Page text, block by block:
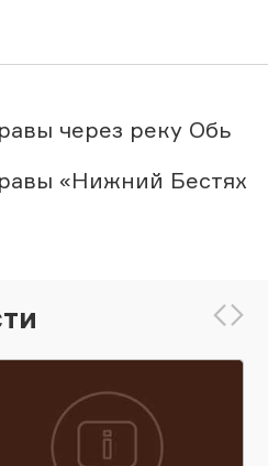
через реку Обь
«Нижний Бестях